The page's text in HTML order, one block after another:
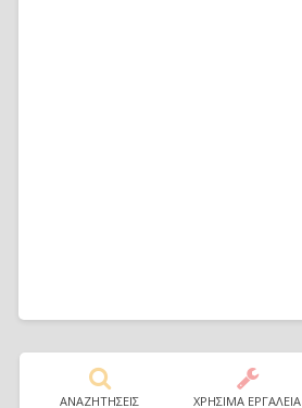
ΑΝΑΖΗΤΗΣΕΙΣ ΧΡΗΣΙΜΑ ΕΡΓΑΛΕΙΑ